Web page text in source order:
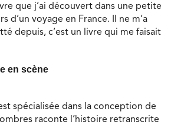
que j’ai découvert dans une petite
d’un voyage en France. Il ne m’a
depuis, c’est un livre qui me faisait
en scène
spécialisée dans la conception de
raconte l’histoire retranscrite